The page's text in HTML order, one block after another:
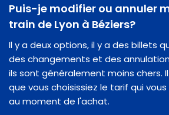
Puis-je modifier ou annuler
train de Lyon à Béziers?
Il y a deux options, il y a des billets
des changements et des
ils sont généralement moins chers.
que vous choisissiez le tarif qui
au moment de l'achat.